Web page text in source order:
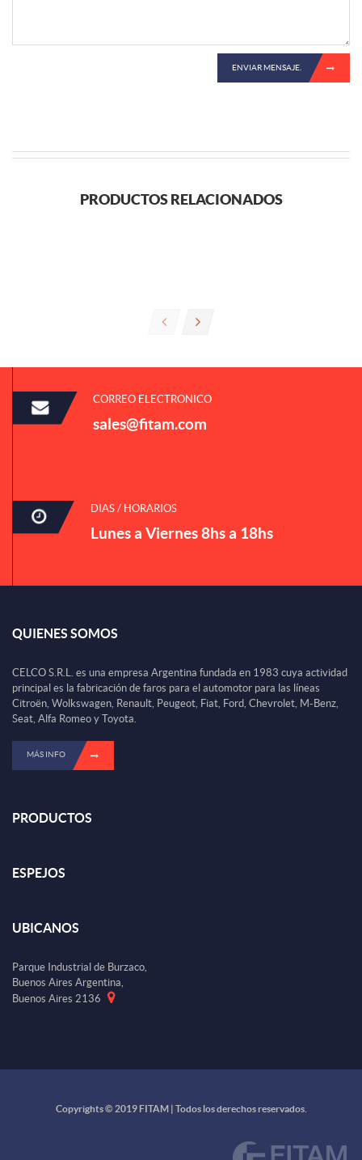
ENVIAR MENSAJE.
PRODUCTOS RELACIONADOS
CORREO ELECTRONICO
sales@fitam.com
DIAS / HORARIOS
Lunes a Viernes 8hs a 18hs
QUIENES SOMOS
CELCO S.R.L. es una empresa Argentina fundada en 1983 cuya actividad
principal es la fabricación de faros para el automotor para las líneas
Citroën, Wolkswagen, Renault, Peugeot, Fiat, Ford, Chevrolet, M-Benz,
Seat, Alfa Romeo y Toyota.
MÁS INFO
PRODUCTOS
ESPEJOS
UBICANOS
Parque Industrial de Burzaco,
Buenos Aires Argentina,
Buenos Aires 2136
Copyrights © 2019 FITAM | Todos los derechos reservados.